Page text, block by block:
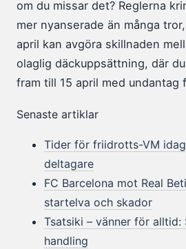
om du missar det? Reglerna
mer nyanserade än många
april kan avgöra skillnaden
olaglig däckuppsättning, där
fram till 15 april med undantag
Senaste artiklar
Tider för friidrotts-VM
deltagare
FC Barcelona mot Real
startelva och skador
Tsatsiki – vänner för
handling